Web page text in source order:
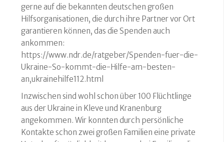
gerne auf die bekannten deutschen großen
Hilfsorganisationen, die durch ihre Partner vor Ort
garantieren können, das die Spenden auch
ankommen:
https://www.ndr.de/ratgeber/Spenden-fuer-die-
Ukraine-So-kommt-die-Hilfe-am-besten-
an,ukrainehilfe112.html
Inzwischen sind wohl schon über 100 Flüchtlinge
aus der Ukraine in Kleve und Kranenburg
angekommen. Wir konnten durch persönliche
Kontakte schon zwei großen Familien eine private